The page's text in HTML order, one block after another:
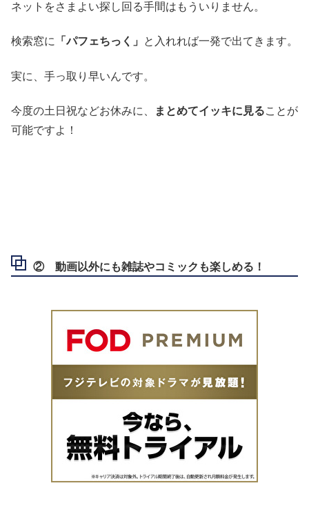
ネットをさまよい探し回る手間はもういりません。
検索窓に 「パフェちっく」 と入れれば一発で出てきます。
実に、手っ取り早いんです。
今度の土日祝などお休みに、 まとめてイッキに見ることが
可能ですよ！
② 動画以外にも雑誌やコミック も楽しめる！